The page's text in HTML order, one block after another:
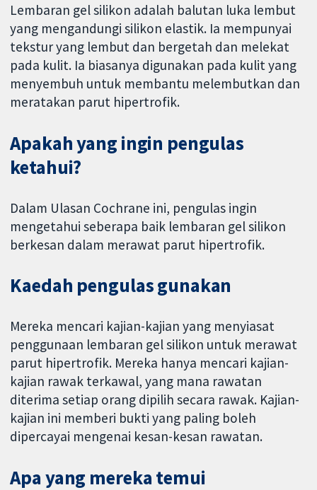
Lembaran gel silikon adalah balutan luka lembut
yang mengandungi silikon elastik. Ia mempunyai
tekstur yang lembut dan bergetah dan melekat
pada kulit. Ia biasanya digunakan pada kulit yang
menyembuh untuk membantu melembutkan dan
meratakan parut hipertrofik.
Apakah yang ingin pengulas
ketahui?
Dalam Ulasan Cochrane ini, pengulas ingin
mengetahui seberapa baik lembaran gel silikon
berkesan dalam merawat parut hipertrofik.
Kaedah pengulas gunakan
Mereka mencari kajian-kajian yang menyiasat
penggunaan lembaran gel silikon untuk merawat
parut hipertrofik. Mereka hanya mencari kajian-
kajian rawak terkawal, yang mana rawatan
diterima setiap orang dipilih secara rawak. Kajian-
kajian ini memberi bukti yang paling boleh
dipercayai mengenai kesan-kesan rawatan.
Apa yang mereka temui